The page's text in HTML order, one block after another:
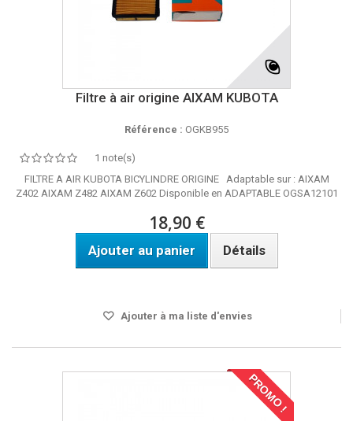
Filtre à air origine AIXAM KUBOTA
Référence : OGKB955
1 note(s)
FILTRE A AIR KUBOTA BICYLINDRE ORIGINE Adaptable sur : AIXAM
Z402 AIXAM Z482 AIXAM Z602 Disponible en ADAPTABLE OGSA12101
18,90 €
Ajouter au panier Détails
Ajouter à ma liste d'envies
PROMO !